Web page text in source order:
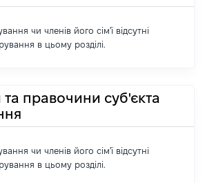
чи членів його сім'ї відсутні
в цьому розділі.
та правочини суб'єкта
чи членів його сім'ї відсутні
в цьому розділі.